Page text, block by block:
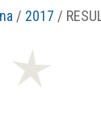
/ 2017 /